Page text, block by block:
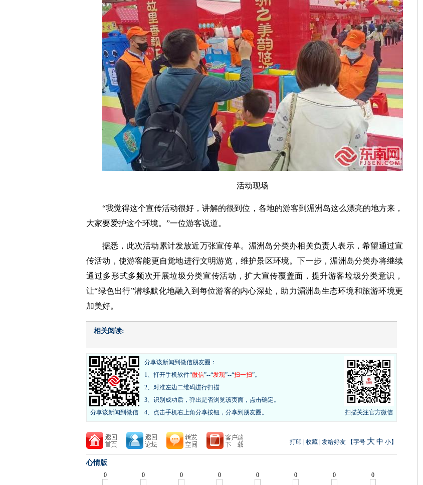
活动现场
“我觉得这个宣传活动很好，讲解的很到位，各地的游客到湄洲岛这么漂亮的地方来，
大家要爱护这个环境。”一位游客说道。
据悉，此次活动累计发放近万张宣传单。湄洲岛分类办相关负责人表示，希望通过宣
传活动，使游客能更自觉地进行文明游览，维护景区环境。下一步，湄洲岛分类办将继续
通过多形式多频次开展垃圾分类宣传活动，扩大宣传覆盖面，提升游客垃圾分类意识，
让“绿色出行”潜移默化地融入到每位游客的内心深处，助力湄洲岛生态环境和旅游环境更
加美好。
相关阅读:
扫描关注官方微信
分享该新闻到微信
分享该新闻到微信朋友圈：
1、打开手机软件“微信”--“发现”--“扫一扫”。
2、对准左边二维码进行扫描
3、识别成功后，弹出是否浏览该页面，点击确定。
4、点击手机右上角分享按钮，分享到朋友圈。
打印 收藏 发给好友 【字号 大 中 小】
心情版